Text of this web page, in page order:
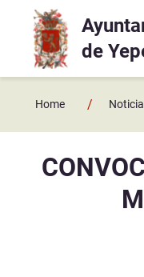
Ir a contenido
de
Home /